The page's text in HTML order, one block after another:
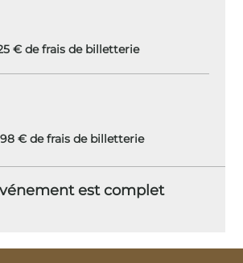
€ de frais de billetterie
€ de frais de billetterie
est complet